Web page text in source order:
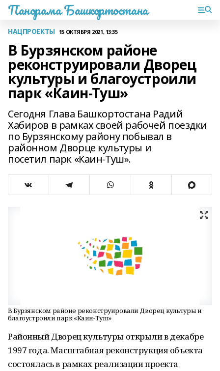
Панорама Башкортостана
НАЦПРОЕКТЫ 15 ОКТЯБРЯ 2021, 13:35
В Бурзянском районе
реконструировали Дворец
культуры и благоустроили
парк «Каин-Туш»
Сегодня Глава Башкортостана Радий
Хабиров в рамках своей рабочей поездки
по Бурзянскому району побывал в
районном Дворце культуры и
посетил парк «Каин-Туш».
В Бурзянском районе реконструировали Дворец культуры и
благоустроили парк «Каин-Туш»
Районный Дворец культуры открыли в декабре
1997 года. Масштабная реконструкция объекта
состоялась в рамках реализации проекта